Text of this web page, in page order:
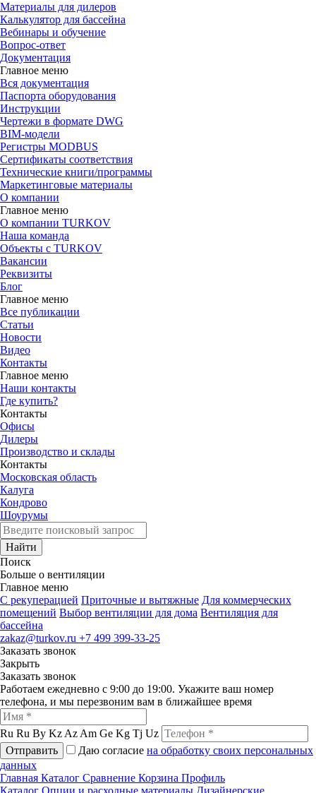
Материалы для дилеров
Калькулятор для бассейна
Вебинары и обучение
Вопрос-ответ
Документация
Главное меню
Вся документация
Паспорта оборудования
Инструкции
Чертежи в формате DWG
BIM-модели
Регистры MODBUS
Сертификаты соответствия
Технические книги/программы
Маркетинговые материалы
О компании
Главное меню
О компании TURKOV
Наша команда
Объекты с TURKOV
Вакансии
Реквизиты
Блог
Главное меню
Все публикации
Статьи
Новости
Видео
Контакты
Главное меню
Наши контакты
Где купить?
Контакты
Офисы
Дилеры
Производство и склады
Контакты
Московская область
Калуга
Кондрово
Шоурумы
Найти
Поиск
Больше о вентиляции
Главное меню
C рекуперацией Приточные и вытяжные Для коммерческих
помещений Выбор вентиляции для дома Вентиляция для
бассейна
zakaz@turkov.ru +7 499 399-33-25
Заказать звонок
Закрыть
Заказать звонок
Работаем ежедневно с 9:00 до 19:00. Укажите ваш номер
телефона, и мы перезвоним вам в ближайшее время
Ru Ru By Kz Az Am Ge Kg Tj Uz
Отправить
Даю согласие на обработку своих персональных
данных
Главная Каталог Сравнение Корзина Профиль
Каталог Опции и расходные материалы Дизайнерские